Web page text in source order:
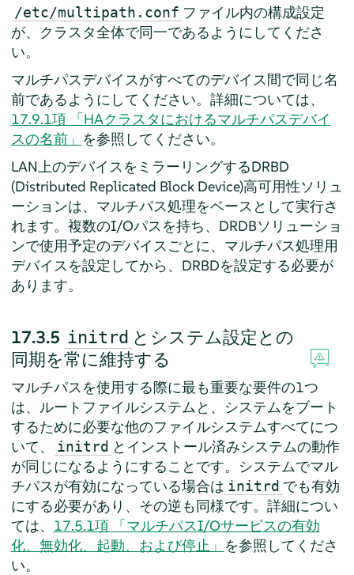
/etc/multipath.conf ファイル内の構成設定
が、クラスタ全体で同一であるようにしてくださ
い。
マルチパスデバイスがすべてのデバイス間で同じ名
前であるようにしてください。詳細については、
17.9.1項 「HAクラスタにおけるマルチパスデバイ
スの名前」 を参照してください。
LAN上のデバイスをミラーリングするDRBD
(Distributed Replicated Block Device)高可用性ソリュ
ーションは、マルチパス処理をベースとして実行さ
れます。複数のI/Oパスを持ち、DRDBソリューショ
ンで使用予定のデバイスごとに、マルチパス処理用
デバイスを設定してから、DRBDを設定する必要が
あります。
17.3.5 initrd とシステム設定との
同期を常に維持する
マルチパスを使用する際に最も重要な要件の1つ
は、ルートファイルシステムと、システムをブート
するために必要な他のファイルシステムすべてにつ
いて、
initrd とインストール済みシステムの動作
が同じになるようにすることです。システムでマル
チパスが有効になっている場合は initrd でも有効
にする必要があり、その逆も同様です。詳細につい
ては、 17.5.1項 「マルチパスI/Oサービスの有効
化、無効化、起動、および停止」 を参照してくださ
い。